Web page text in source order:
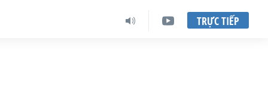
TRỰC TIẾP